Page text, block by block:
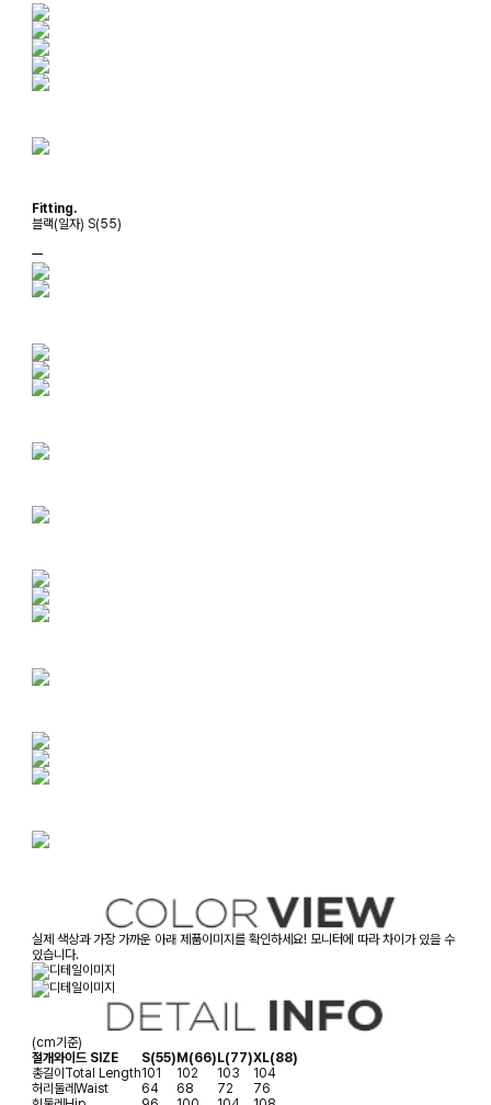
Fitting.
블랙(일자) S(55)
ㅡ
실제 색상과 가장 가까운 아래 제품이미지를 확인하세요! 모니터에 따라 차이가 있을 수
있습니다.
(cm기준)
절개와이드 SIZE
S(55)M(66)L(77)XL(88)
총길이Total Length101 102 103
104
허리둘레Waist 64 68 72
76